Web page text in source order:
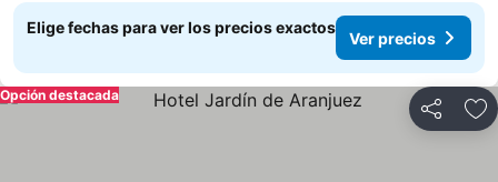
Elige fechas para ver los precios exactos
Ver precios
Compartir
Opción destacada